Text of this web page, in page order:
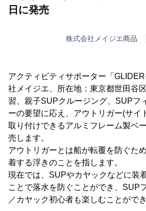
日に発売
株式会社メイジエ商品
アクティビティサポーター「
社メイジエ、所在地：東京都世田谷
習、親子SUPクルージング、SUPフ
ーの要望に応え、アウトリガー(サイ
取り付けできるアルミフレーム製ベ
売します。
アウトリガーとは船が転覆を防ぐた
着する浮きのことを指します。
現在では、SUPやカヤックなどに装
ことで落水を防ぐことができ、SUP
／カヤック初心者も楽しむことができ